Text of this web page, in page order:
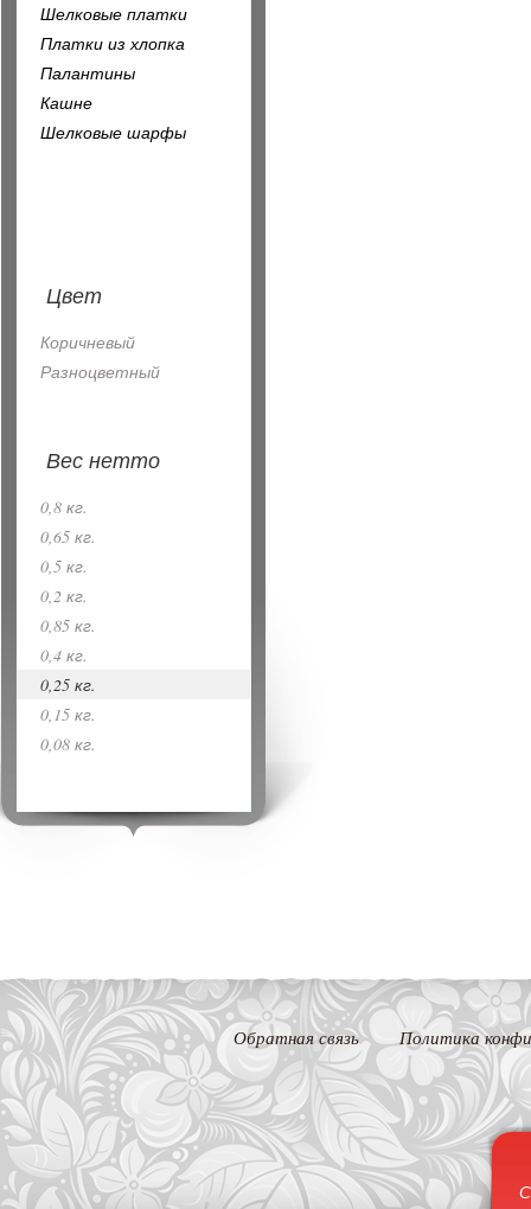
Шелковые платки
Платки из хлопка
Палантины
Кашне
Шелковые шарфы
Цвет
Коричневый
Разноцветный
Вес нетто
0,8 кг.
0,65 кг.
0,5 кг.
0,2 кг.
0,85 кг.
0,4 кг.
0,25 кг.
0,15 кг.
0,08 кг.
Обратная связь Политика